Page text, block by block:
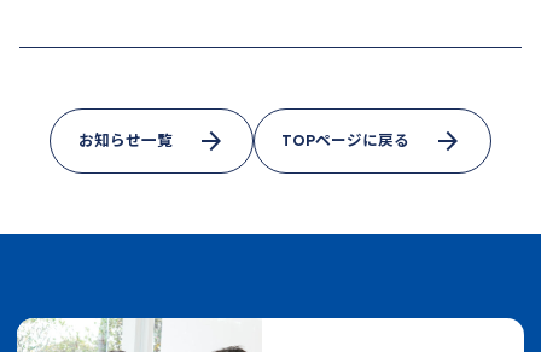
お知らせ一覧 arrow_forward TOPページに戻る arrow_forward